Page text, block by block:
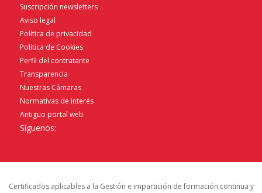
Suscripción newsletters
Aviso legal
Política de privacidad
Política de Cookies
Perfil del contratante
Transparencia
Nuestras Cámaras
Normativas de interés
Antiguo portal web
Síguenos:
Certificados aplicables a la Gestión e impartición de formación continua y